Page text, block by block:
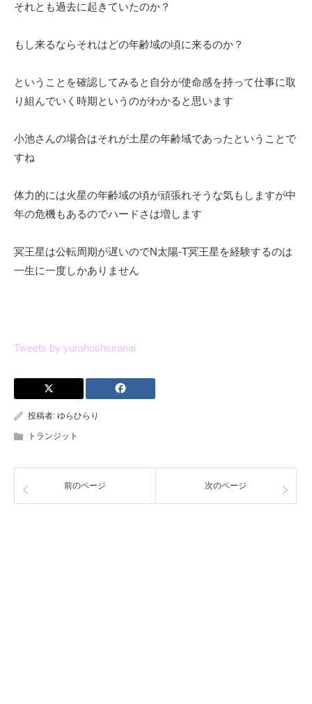
それとも過去に起きていたのか？
もし来るならそれはどの年齢域の頃に来るのか？
ということを確認してみると自分が使命感を持って仕事に取
り組んでいく時期というのがわかると思います
小池さんの場合はそれが土星の年齢域であったということで
すね
体力的には火星の年齢域の頃が頑張れそうな気もしますが中
年の危機もあるのでハードさは増します
冥王星は公転周期が遅いのでN太陽-T冥王星を経験するのは
一生に一度しかありません
Tweets by yurahoshiuranai
投稿者: ゆらひらり
トランジット
前のページ 次のページ